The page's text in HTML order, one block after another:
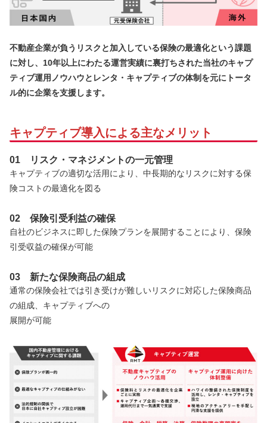
不動産企業が負うリスクと加入している保険の最適化という課題
に対し、10年以上にわたる運営実績に裏打ちされた当社のキャプ
ティブ運用ノウハウとレンタ・キャプティブの体制を元にトータ
ル的に企業を支援します。
キャプティブ導入による主なメリット
01 リスク・マネジメントの一元管理
キャプティブの適切な活用により、中長期的なリスクに対する保
険コストの最適化を図る
02 保険引受利益の確保
自社のビジネスに即した保険プランを展開することにより、保険
引受収益の確保が可能
03 新たな保険商品の組成
通常の保険会社では引き受けが難しいリスクに対応した保険商品
の組成、キャプティブへの
展開が可能